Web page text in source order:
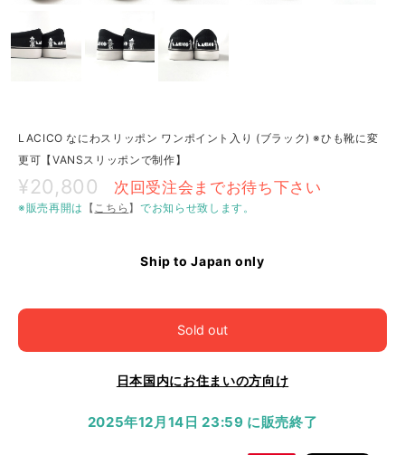
LACICO なにわスリッポン ワンポイント入り (ブラック) ※ひも靴に変
更可【VANSスリッポンで制作】
¥20,800 次回受注会までお待ち下さい
※販売再開は 【こちら 】でお知らせ致します。
Ship to Japan only
Sold out
日本国内にお住まいの方向け
2025年12月14日 23:59 に販売終了